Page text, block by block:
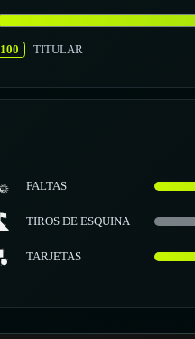
100 TITULAR
FALTAS
TIROS DE ESQUINA
TARJETAS